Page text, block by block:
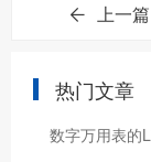
上一篇
热门文章
数字万用表的